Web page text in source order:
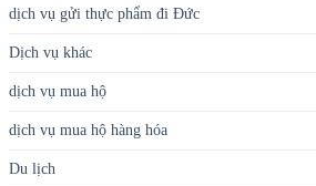
dịch vụ gửi thực phẩm đi Đức
Dịch vụ khác
dịch vụ mua hộ
dịch vụ mua hộ hàng hóa
Du lịch